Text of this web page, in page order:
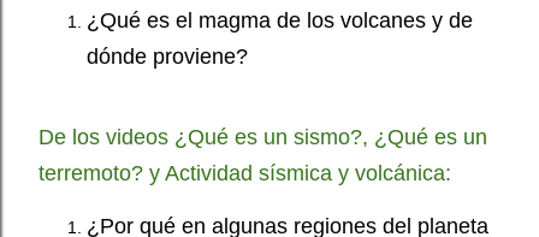
¿Qué es el magma de los volcanes y de
dónde proviene?
De los videos ¿Qué es un sismo?, ¿Qué es un
terremoto? y Actividad sísmica y volcánica:
¿Por qué en algunas regiones del planeta